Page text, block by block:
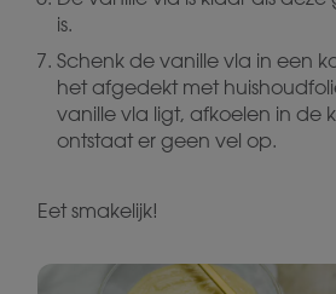
is.
Schenk de vanille vla in een
het afgedekt met
vanille vla ligt, afkoelen in de
ontstaat er geen vel op.
Eet smakelijk!